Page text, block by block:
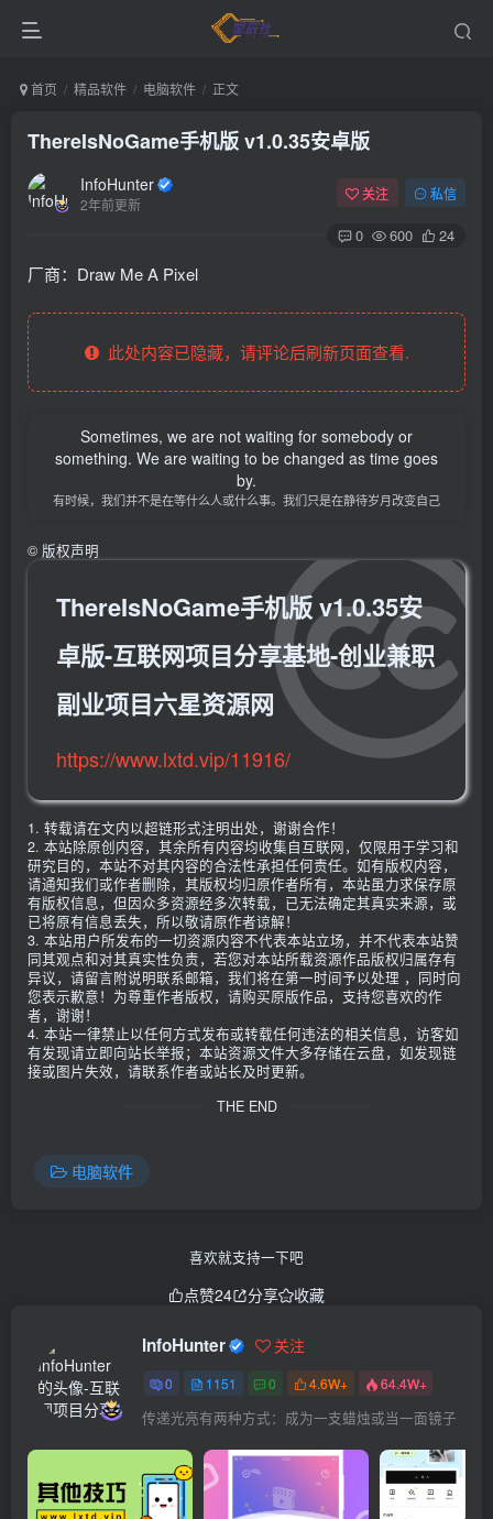
首页 精品软件 电脑软件 正文
ThereIsNoGame手机版 v1.0.35安卓版
InfoHunter
2年前更新
关注 私信
0 600 24
厂商： Draw Me A Pixel
此处内容已隐藏，请评论后刷新页面查看.
Sometimes, we are not waiting for somebody or
something. We are waiting to be changed as time goes
by.
有时候，我们并不是在等什么人或什么事。我们只是在静待岁月改变自己
© 版权声明
ThereIsNoGame手机版 v1.0.35安
卓版-互联网项目分享基地-创业兼职
副业项目六星资源网
https://www.lxtd.vip/11916/
1. 转载请在文内以超链形式注明出处，谢谢合作！
2. 本站除原创内容，其余所有内容均收集自互联网，仅限用于学习和
研究目的，本站不对其内容的合法性承担任何责任。如有版权内容，
请通知我们或作者删除，其版权均归原作者所有，本站虽力求保存原
有版权信息，但因众多资源经多次转载，已无法确定其真实来源，或
已将原有信息丢失，所以敬请原作者谅解！
3. 本站用户所发布的一切资源内容不代表本站立场，并不代表本站赞
同其观点和对其真实性负责，若您对本站所载资源作品版权归属存有
异议，请留言附说明联系邮箱，我们将在第一时间予以处理 ，同时向
您表示歉意！为尊重作者版权，请购买原版作品，支持您喜欢的作
者，谢谢！
4. 本站一律禁止以任何方式发布或转载任何违法的相关信息，访客如
有发现请立即向站长举报；本站资源文件大多存储在云盘，如发现链
接或图片失效，请联系作者或站长及时更新。
THE END
电脑软件
喜欢就支持一下吧
点赞24 分享 收藏
InfoHunter 关注
0 1151 0 4.6W+ 64.4W+
传递光亮有两种方式：成为一支蜡烛或当一面镜子